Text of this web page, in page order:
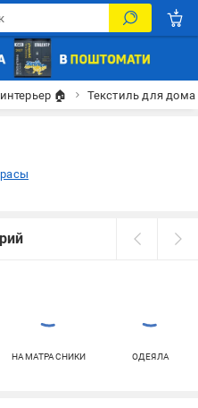
🏠 Текстиль для дома
НАМАТРАСНИКИ ОДЕЯЛА